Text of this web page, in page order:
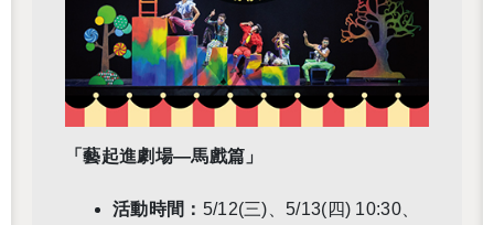
「藝起進劇場—馬戲篇」
活動時間： 5/12(三)、5/13(四) 10:30、
還沒加入會員